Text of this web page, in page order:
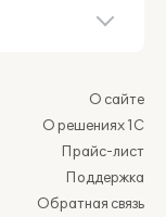
О сайте
О решениях 1С
Прайс-лист
Поддержка
Обратная связь